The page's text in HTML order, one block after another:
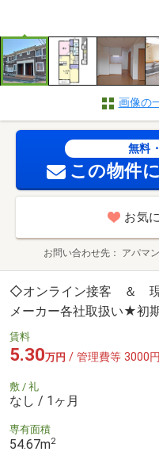
画像の
無料
この物件
お気
お問い合わせ先 アパマ
◇オンライン接客 ＆
メーカー各社取扱い★初
賃料
5.30万円 / 管理費等 3000円
敷 / 礼
なし / 1ヶ月
専有面積
54.67m2